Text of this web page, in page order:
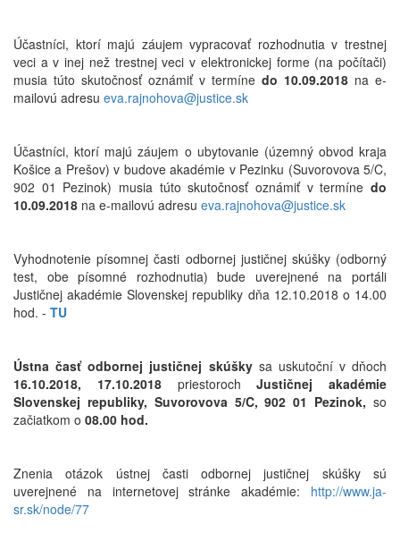
Účastníci, ktorí majú záujem vypracovať rozhodnutia v trestnej
veci a v inej než trestnej veci v elektronickej forme (na počítači)
musia túto skutočnosť oznámiť v termíne do 10.09.2018 na e-
mailovú adresu eva.rajnohova@justice.sk
Účastníci, ktorí majú záujem o ubytovanie (územný obvod kraja
Košice a Prešov) v budove akadémie v Pezinku (Suvorovova 5/C,
902 01 Pezinok) musia túto skutočnosť oznámiť v termíne do
10.09.2018 na e-mailovú adresu eva.rajnohova@justice.sk
Vyhodnotenie písomnej časti odbornej justičnej skúšky (odborný
test, obe písomné rozhodnutia) bude uverejnené na portáli
Justičnej akadémie Slovenskej republiky dňa 12.10.2018 o 14.00
hod. - TU
Ústna časť odbornej justičnej skúšky sa uskutoční v dňoch
16.10.2018, 17.10.2018priestoroch Justičnej akadémie
Slovenskej republiky, Suvorovova 5/C, 902 01 Pezinok, so
začiatkom o 08.00 hod.
Znenia otázok ústnej časti odbornej justičnej skúšky sú
uverejnené na internetovej stránke akadémie: http://www.ja-
sr.sk/node/77